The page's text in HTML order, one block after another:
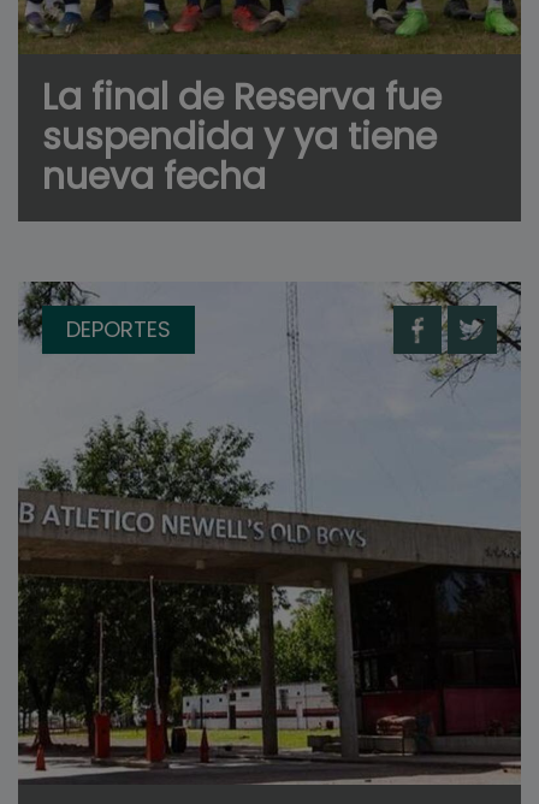
La final de Reserva fue
suspendida y ya tiene
nueva fecha
DEPORTES